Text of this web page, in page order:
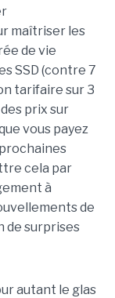
maîtriser les
de vie
SSD (contre 7
tarifaire sur 3
prix sur
vous payez
cela par
à
de
de surprises
autant le glas